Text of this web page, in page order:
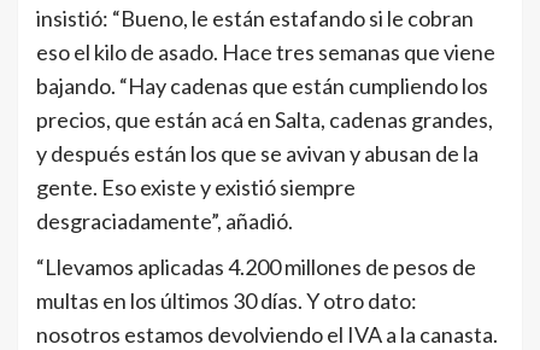
insistió: “Bueno, le están estafando si le cobran
eso el kilo de asado. Hace tres semanas que viene
bajando. “Hay cadenas que están cumpliendo los
precios, que están acá en Salta, cadenas grandes,
y después están los que se avivan y abusan de la
gente. Eso existe y existió siempre
desgraciadamente”, añadió.
“Llevamos aplicadas 4.200 millones de pesos de
multas en los últimos 30 días. Y otro dato:
nosotros estamos devolviendo el IVA a la canasta.